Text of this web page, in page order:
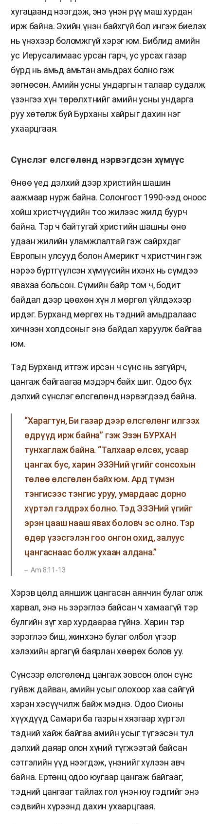
хугацаанд нээгдэж, энэ үнэн рүү маш хурдан
ирж байна. Эхийн үнэн байхгүй бол ингэж биелэх
нь үнэхээр боломжгүй хэрэг юм. Библид амийн
ус Иерусалимаас урсан гарч, ус урсах газар
бүрд нь амьд амьтан амьдрах болно гэж
зөгнөсөн. Амийн усны ундаргын талаар судалж
үзэнгээ хүн төрөлхтнийг амийн усны ундарга
руу хөтөлж буй Бурханы хайрыг дахин нэг
ухаарцгаая.
Сүнслэг өлсгөлөнд нэрвэгдсэн хүмүүс
Өнөө үед дэлхий дээр христийн шашин
аажмаар нурж байна. Солонгост 1990-ээд оноос
хойш христчүүдийн тоо жилээс жилд буурч
байна. Тэр ч байтугай христийн шашны өнө
удаан жилийн уламжлалтай гэж сайрхдаг
Европын улсууд болон Америкт ч христчин гэж
нэрээ бүртгүүлсэн хүмүүсийн ихэнх нь сүмдээ
явахаа больсон. Сүмийн байр том ч, бодит
байдал дээр цөөхөн хүн л мөргөл үйлдэхээр
ирдэг. Бурханд мөргөх нь тэдний амьдралаас
хичнээн холдсоныг энэ байдал харуулж байгаа
юм.
Тэд Бурханд итгэж ирсэн ч сүнс нь эзгүйрч,
цангаж байгаагаа мэдэрч байх шиг. Одоо бүх
дэлхий сүнслэг өлсгөлөнд нэрвэгдээд байна.
“Харагтун, Би газар дээр өлсгөлөнг илгээх
өдрүүд ирж байна” гэж Эзэн БУРХАН
тунхаглаж байна. “Талхаар өлсөх, усаар
цангах бус, харин ЭЗЭНий үгийг сонсохын
төлөө өлсгөлөн байх юм. Ард түмэн
тэнгисээс тэнгис уруу, умардаас дорно
хүртэл гэлдрэх болно. Тэд ЭЗЭНий үгийг
эрэн цааш нааш явах боловч эс олно. Тэр
өдөр үзэсгэлэн гоо онгон охид, залуус
цангаснаас болж ухаан алдана.”
Am 8:11-13
Хэрэв цөлд аяншиж цангасан аянчин булаг олж
харвал, энэ нь зэрэглээ байсан ч хамаагүй тэр
булгийн зүг хар хурдаараа гүйнэ. Харин тэр
зэрэглээ биш, жинхэнэ булаг олбол үгээр
хэлэхийн аргагүй баярлан хөөрөх болов уу.
Сүнсээр өлсгөлөнд цангаж зовсон олон сүнс
гуйвж дайван, амийн усыг олохоор хаа сайгүй
хэрэн хэсүүчилж байж мэднэ. Одоо Сионы
хүүхдүүд Самари ба газрын хязгаар хүртэл
тэдний хайж байгаа амийн усыг түгээсэн тул
дэлхий даяар олон хүний түгжээтэй байсан
сэтгэлийн үүд нээгдэж, үнэнийг хүлээн авч
байна. Ертөнц одоо юугаар цангаж байгааг,
тэдний цангааг тайлах гол үнэн юу гэдгийг энэ
сэдвийн хүрээнд дахин ухаарцгаая.